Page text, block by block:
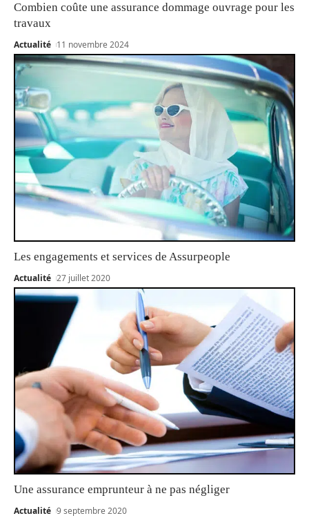
Combien coûte une assurance dommage ouvrage pour les
travaux
Actualité 11 novembre 2024
Les engagements et services de Assurpeople
Actualité 27 juillet 2020
Une assurance emprunteur à ne pas négliger
Actualité 9 septembre 2020